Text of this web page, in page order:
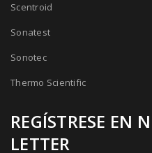
Scentroid
Sonatest
Sonotec
Thermo Scientific
REGÍSTRESE EN
LETTER